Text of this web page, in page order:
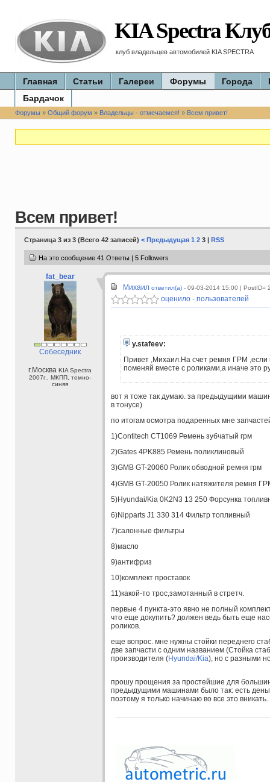
KIA Spectra
клуб владельцев автомобилей KIA SPECTRA
Главная Статьи Галереи Форумы Города
Бардачок
Форумы» Общий форум » Владельцы - отмечаемся! » Всем привет!
Всем привет!
Страница 3 из 3 (Всего 42 записей) < Предыдущая 1 23 | RSS
На это сообщение 41 Ответы | 5 Followers
fat_bear
Собеседник
г.Москва KIA Spectra
2007г., МКПП, темно-
синяя
Михаил ответил(а) - 09-03-2014 15:00 | PostID=
оценило - пользователей
y.stafeev:
Привет ,Михаил.На счет ремня ГРМ ,если
поменяй вместе с роликами,а иначе это
вот я тоже так думаю. за предыдущими
в тонусе)
по итогам осмотра подаренных мне
1)Contitech CT1069 Ремень зубчатый грм
2)Gates 4PK885 Ремень поликлиновый
3)GMB GT-20060 Ролик обводной ремня грм
4)GMB GT-20050 Ролик натяжителя ремня
5)Hyundai/Kia 0K2N3 13 250 Форсунка
6)Nipparts J1 330 314 Фильтр топливный
7)салонные фильтры
8)масло
9)антифриз
10)комплект проставок
11)какой-то трос,замотанный в стретч.
первые 4 пункта-это явно не полный
что еще докупить? должен ведь быть еще
роликов.
еще вопрос. мне нужны стойки переднего
две запчасти с одним названием (Стойка
производителя (Hyundai/Kia), но с разными
прошу прощения за простейшие для
предыдущими машинами было так: есть
поэтому я только начинаю во все это вникать.